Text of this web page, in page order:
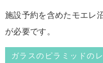
施設予約を含めたモエレ
が必要です。
ガラスのピラミッドの